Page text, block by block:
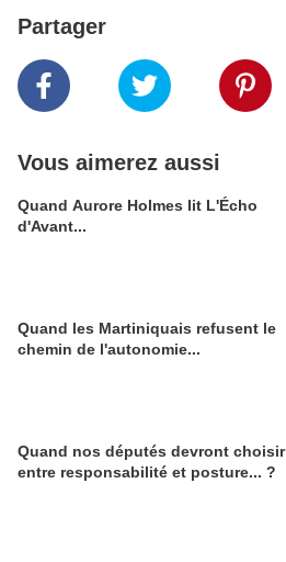
Partager
Vous aimerez aussi
Quand Aurore Holmes lit L'Écho
d'Avant...
Quand les Martiniquais refusent le
chemin de l'autonomie...
Quand nos députés devront choisir
entre responsabilité et posture... ?